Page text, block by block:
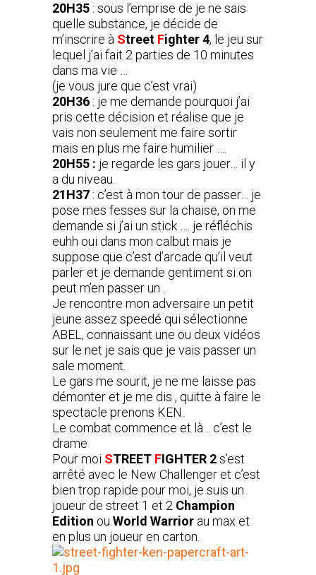
20H35 : sous l’emprise de je ne sais
quelle substance, je décide de
m’inscrire à Street Fighter 4, le jeu sur
lequel j’ai fait 2 parties de 10 minutes
dans ma vie …
(je vous jure que c’est vrai)
20H36 : je me demande pourquoi j’ai
pris cette décision et réalise que je
vais non seulement me faire sortir
mais en plus me faire humilier ….
20H55 : je regarde les gars jouer… il y
a du niveau.
21H37 : c’est à mon tour de passer… je
pose mes fesses sur la chaise, on me
demande si j’ai un stick …. je réfléchis
euhh oui dans mon calbut mais je
suppose que c’est d’arcade qu’il veut
parler et je demande gentiment si on
peut m’en passer un .
Je rencontre mon adversaire un petit
jeune assez speedé qui sélectionne
ABEL, connaissant une ou deux vidéos
sur le net je sais que je vais passer un
sale moment.
Le gars me sourit, je ne me laisse pas
démonter et je me dis , quitte à faire le
spectacle prenons KEN.
Le combat commence et là .. c’est le
drame
Pour moi STREET FIGHTER 2s’est
arrêté avec le New Challenger et c’est
bien trop rapide pour moi, je suis un
joueur de street 1 et 2 Champion
Edition ou World Warrior au max et
en plus un joueur en carton.